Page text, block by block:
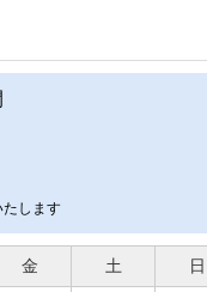
たします
金 土 日